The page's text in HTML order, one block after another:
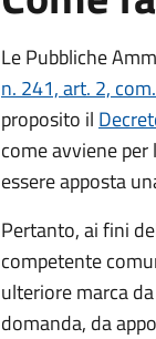
Le Pubbliche
n. 241, art. 2,
proposito il
come avviene
essere apposta
Pertanto, ai fini
competente
ulteriore marca
domanda, da